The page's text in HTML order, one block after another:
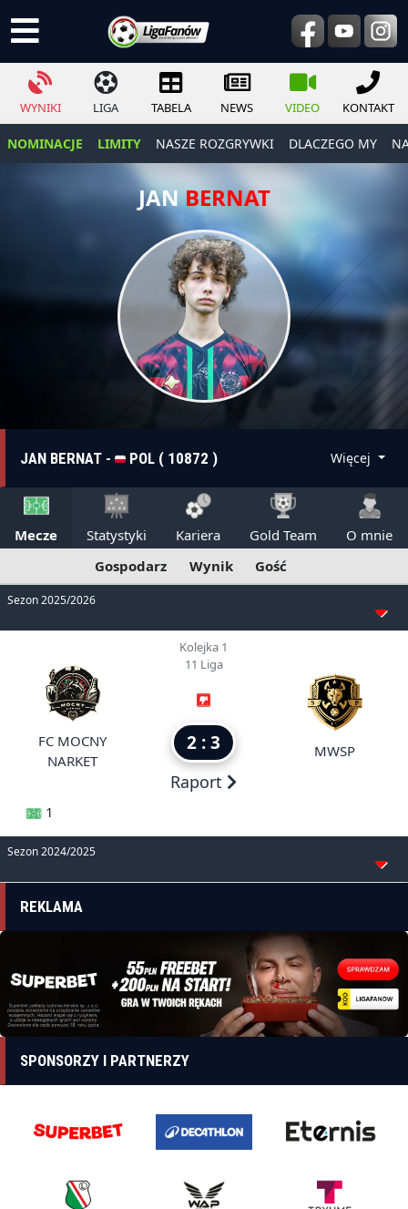
WYNIKI LIGA TABELA NEWS VIDEO KONTAKT
NOMINACJE LIMITY NASZE ROZGRYWKI DLACZEGO MY
JANBERNAT
JAN BERNAT - POL ( 10872 ) Więcej
Mecze Statystyki Kariera Gold Team
O mnie
Gospodarz
Wynik Gość
Sezon 2025/2026
FC MOCNY
NARKET
Kolejka 1
11 Liga
2 : 3
Raport
MWSP
1
Sezon 2024/2025
REKLAMA
SPONSORZY I PARTNERZY